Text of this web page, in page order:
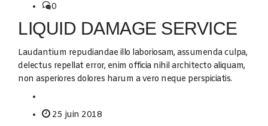
0
LIQUID DAMAGE SERVICE
Laudantium repudiandae illo laboriosam, assumenda culpa,
delectus repellat error, enim officia nihil architecto aliquam,
non asperiores dolores harum a vero neque perspiciatis.
25 juin 2018